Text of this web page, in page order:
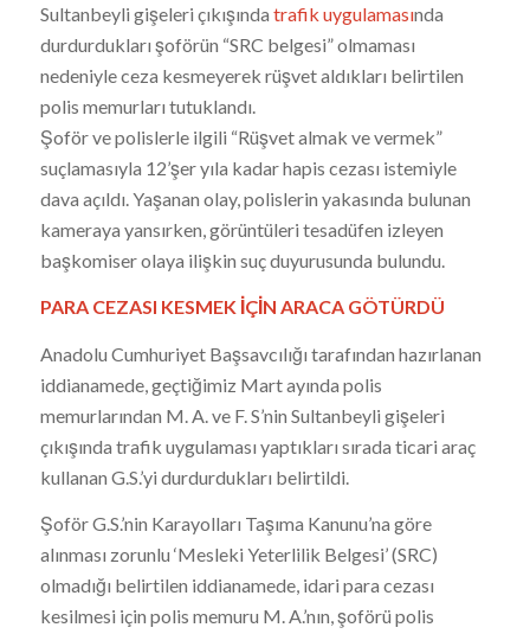
Sultanbeyli gişeleri çıkışında trafik uygulamasında
durdurdukları şoförün “SRC belgesi” olmaması
nedeniyle ceza kesmeyerek rüşvet aldıkları belirtilen
polis memurları tutuklandı.
Şoför ve polislerle ilgili “Rüşvet almak ve vermek”
suçlamasıyla 12’şer yıla kadar hapis cezası istemiyle
dava açıldı. Yaşanan olay, polislerin yakasında bulunan
kameraya yansırken, görüntüleri tesadüfen izleyen
başkomiser olaya ilişkin suç duyurusunda bulundu.
PARA CEZASI KESMEK İÇİN ARACA GÖTÜRDÜ
Anadolu Cumhuriyet Başsavcılığı tarafından hazırlanan
iddianamede, geçtiğimiz Mart ayında polis
memurlarından M. A. ve F. S’nin Sultanbeyli gişeleri
çıkışında trafik uygulaması yaptıkları sırada ticari araç
kullanan G.S.’yi durdurdukları belirtildi.
Şoför G.S.’nin Karayolları Taşıma Kanunu’na göre
alınması zorunlu ‘Mesleki Yeterlilik Belgesi’ (SRC)
olmadığı belirtilen iddianamede, idari para cezası
kesilmesi için polis memuru M. A.’nın, şoförü polis